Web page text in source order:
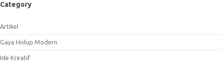
Category
Artikel
Gaya Hidup Modern
Ide Kreatif